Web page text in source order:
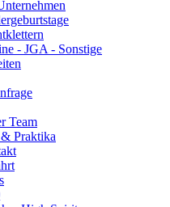
- JGA - Sonstige
Team
Praktika